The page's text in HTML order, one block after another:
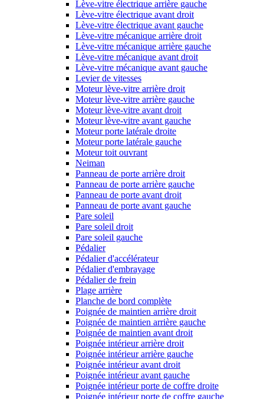
Lève-vitre électrique arrière gauche
Lève-vitre électrique avant droit
Lève-vitre électrique avant gauche
Lève-vitre mécanique arrière droit
Lève-vitre mécanique arrière gauche
Lève-vitre mécanique avant droit
Lève-vitre mécanique avant gauche
Levier de vitesses
Moteur lève-vitre arrière droit
Moteur lève-vitre arrière gauche
Moteur lève-vitre avant droit
Moteur lève-vitre avant gauche
Moteur porte latérale droite
Moteur porte latérale gauche
Moteur toit ouvrant
Neiman
Panneau de porte arrière droit
Panneau de porte arrière gauche
Panneau de porte avant droit
Panneau de porte avant gauche
Pare soleil
Pare soleil droit
Pare soleil gauche
Pédalier
Pédalier d'accélérateur
Pédalier d'embrayage
Pédalier de frein
Plage arrière
Planche de bord complète
Poignée de maintien arrière droit
Poignée de maintien arrière gauche
Poignée de maintien avant droit
Poignée intérieur arrière droit
Poignée intérieur arrière gauche
Poignée intérieur avant droit
Poignée intérieur avant gauche
Poignée intérieur porte de coffre droite
Poignée intérieur porte de coffre gauche